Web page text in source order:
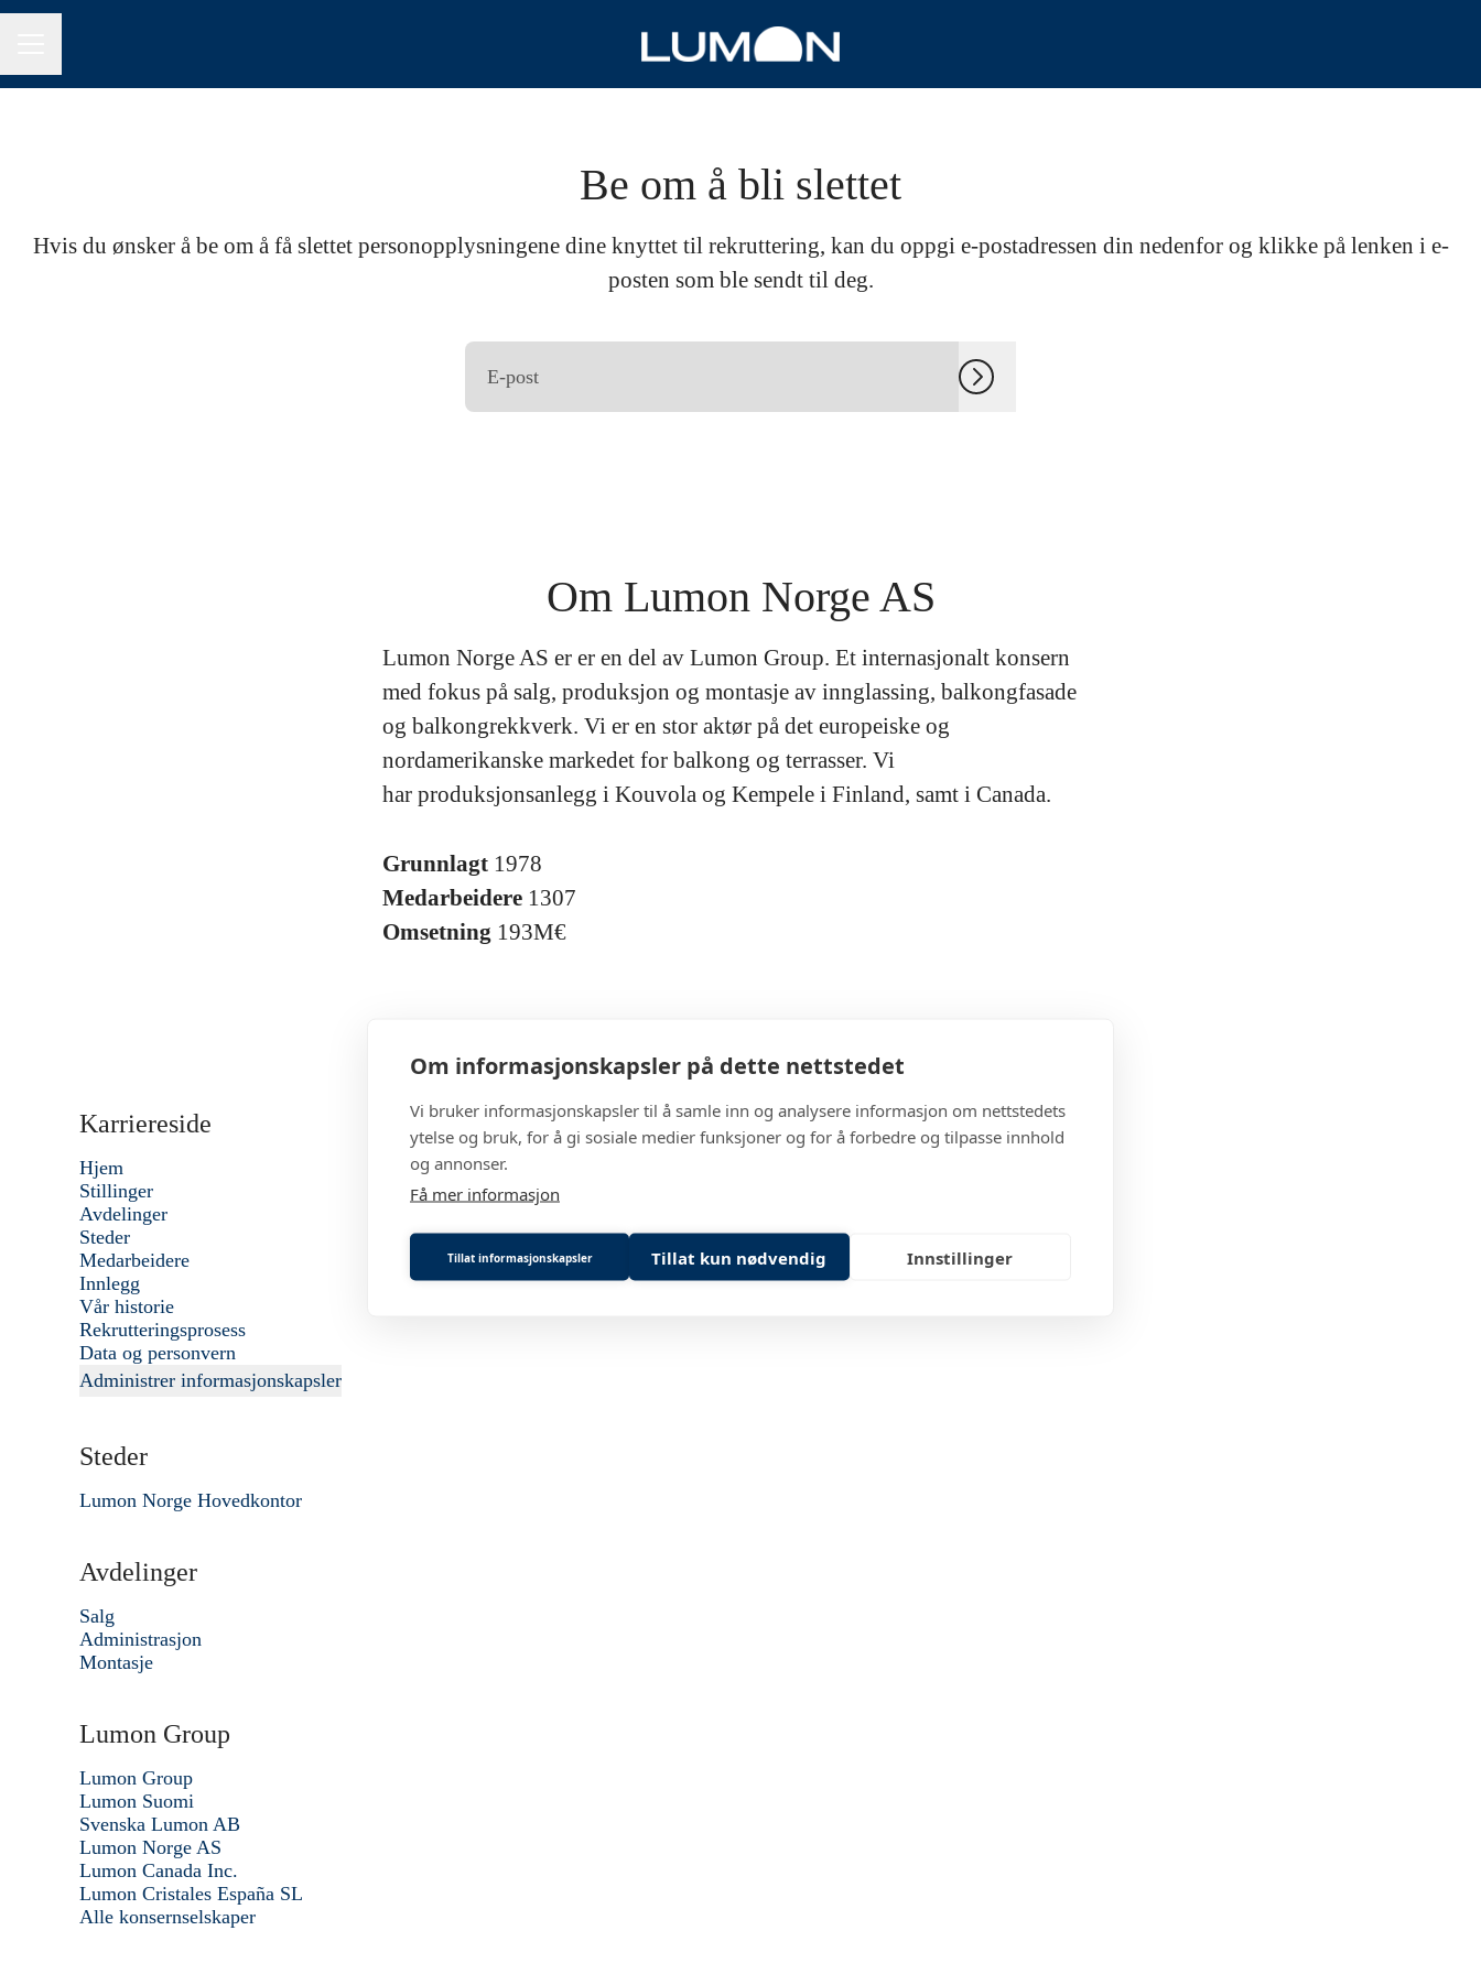
Om informasjonskapsler på dette nettstedet
Vi bruker informasjonskapsler til å samle inn og analysere informasjon om nettstedets
ytelse og bruk, for å gi sosiale medier funksjoner og for å forbedre og tilpasse innhold
og annonser.
Få mer informasjon
Tillat informasjonskapsler Tillat kun nødvendig Innstillinger
Be om å bli slettet
Hvis du ønsker å be om å få slettet personopplysningene dine knyttet til rekruttering, kan du oppgi e-postadressen din nedenfor og klikke på lenken i e-
posten som ble sendt til deg.
Om Lumon Norge AS
Lumon Norge AS er er en del av Lumon Group. Et internasjonalt konsern
med fokus på salg, produksjon og montasje av innglassing, balkongfasade
og balkongrekkverk. Vi er en stor aktør på det europeiske og
nordamerikanske markedet for balkong og terrasser. Vi
har produksjonsanlegg i Kouvola og Kempele i Finland, samt i Canada.
Grunnlagt 1978
Medarbeidere 1307
Omsetning 193M€
Karriereside
Hjem
Stillinger
Avdelinger
Steder
Medarbeidere
Innlegg
Vår historie
Rekrutteringsprosess
Data og personvern
Administrer informasjonskapsler
Steder
Lumon Norge Hovedkontor
Avdelinger
Salg
Administrasjon
Montasje
Lumon Group
Lumon Group
Lumon Suomi
Svenska Lumon AB
Lumon Norge AS
Lumon Canada Inc.
Lumon Cristales España SL
Alle konsernselskaper